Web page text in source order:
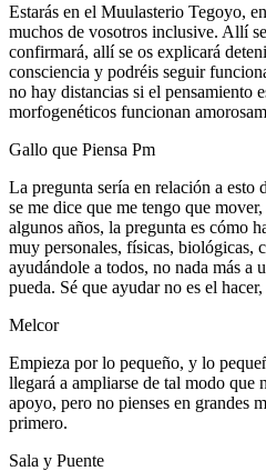
Estarás en el Muulasterio Tegoyo,
muchos de vosotros inclusive. Allí
confirmará, allí se os explicará
consciencia y podréis seguir
no hay distancias si el pensamiento
morfogenéticos funcionan
Gallo que Piensa Pm
La pregunta sería en relación a esto
se me dice que me tengo que
algunos años, la pregunta es cómo
muy personales, físicas, biológicas,
ayudándole a todos, no nada más a
pueda. Sé que ayudar no es el
Melcor
Empieza por lo pequeño, y lo
llegará a ampliarse de tal modo que
apoyo, pero no pienses en grandes
primero.
Sala y Puente